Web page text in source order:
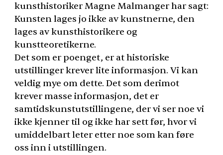
kunsthistoriker Magne Malmanger har sagt:
Kunsten lages jo ikke av kunstnerne, den
lages av kunsthistorikere og
kunstteoretikerne.
Det som er poenget, er at historiske
utstillinger krever lite informasjon. Vi kan
veldig mye om dette. Det som derimot
krever masse informasjon, det er
samtidskunstutstillingene, der vi ser noe vi
ikke kjenner til og ikke har sett før, hvor vi
umiddelbart leter etter noe som kan føre
oss inn i utstillingen.